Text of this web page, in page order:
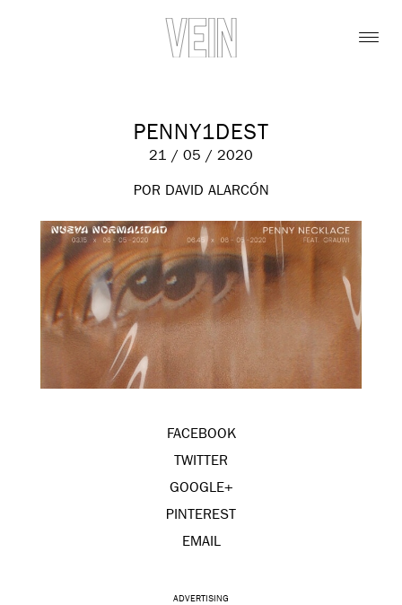
PENNY1DEST
21 / 05 / 2020
POR DAVID ALARCÓN
FACEBOOK
TWITTER
GOOGLE+
PINTEREST
EMAIL
ADVERTISING